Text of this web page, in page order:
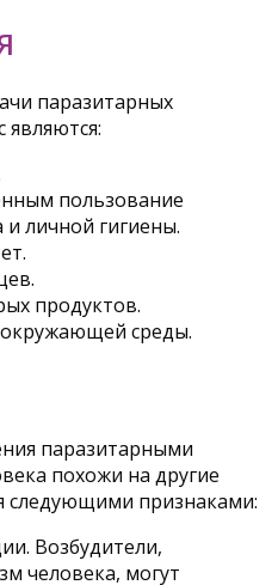
паразитарных
являются:
пользование
личной гигиены.
продуктов.
среды.
паразитарными
похожи на другие
следующими признаками:
Возбудители,
человека, могут